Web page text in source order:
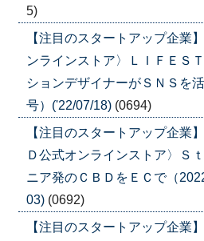
5)
【注目のスタートアップ企
ンラインストア〉ＬＩＦＥＳ
ションデザイナーがＳＮＳを
号）('22/07/18) (0694)
【注目のスタートアップ企
Ｄ公式オンラインストア〉Ｓ
ニア発のＣＢＤをＥＣで（
03) (0692)
【注目のスタートアップ企業